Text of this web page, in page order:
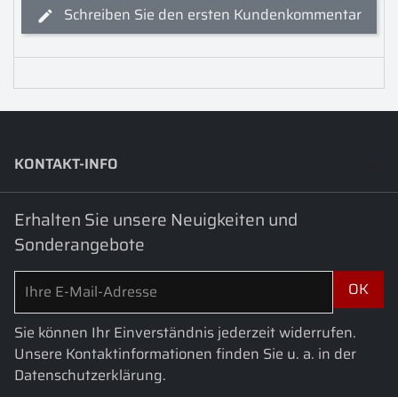
Schreiben Sie den ersten Kundenkommentar
KONTAKT-INFO
Erhalten Sie unsere Neuigkeiten und
Sonderangebote
Sie können Ihr Einverständnis jederzeit widerrufen.
Unsere Kontaktinformationen finden Sie u. a. in der
Datenschutzerklärung.